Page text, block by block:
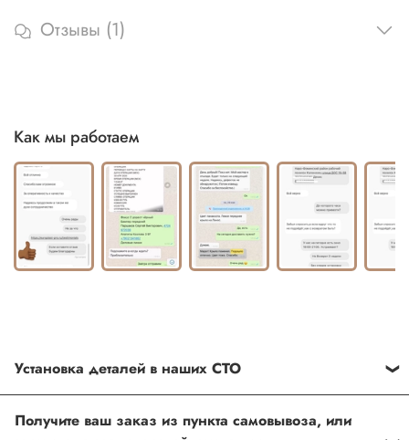
Отзывы (1)
Как мы работаем
Установка деталей в наших СТО
можно установить в любом из наших установочных
Получите ваш заказ из пункта самовывоза, или